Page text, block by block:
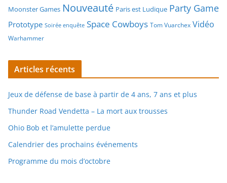
Moonster Games Nouveauté Paris est Ludique Party Game
Prototype Soirée enquête Space Cowboys Tom Vuarchex Vidéo
Warhammer
Articles récents
Jeux de défense de base à partir de 4 ans, 7 ans et plus
Thunder Road Vendetta – La mort aux trousses
Ohio Bob et l’amulette perdue
Calendrier des prochains événements
Programme du mois d’octobre